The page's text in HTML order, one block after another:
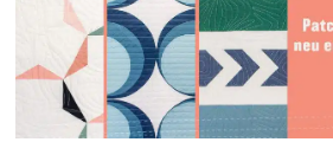
Alle Bücher
Neue Bücher
Kreativ mit Garn